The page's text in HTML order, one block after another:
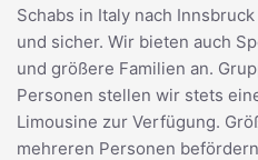
Schabs in Italy nach
und sicher. Wir bieten auch
und größere Familien an.
Personen stellen wir stets
Limousine zur Verfügung.
mehreren Personen